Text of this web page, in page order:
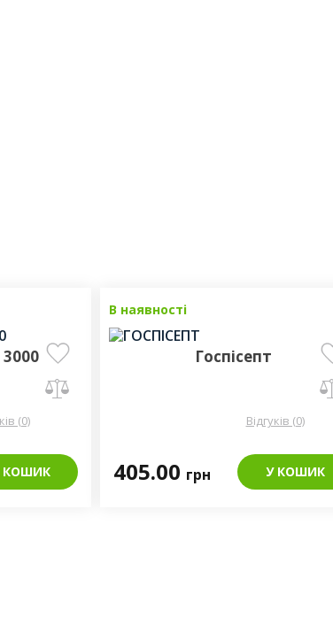
(0)
КОШИК
В наявності
Госпісепт
Відгуків (0)
405.00 грн У КОШИК